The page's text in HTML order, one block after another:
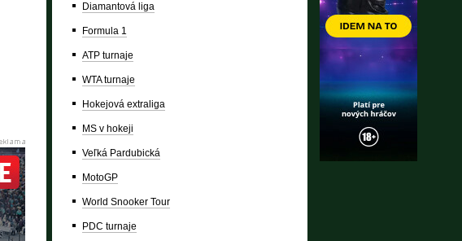
Diamantová liga
Formula 1
ATP turnaje
WTA turnaje
Hokejová extraliga
MS v hokeji
Veľká Pardubická
MotoGP
World Snooker Tour
PDC turnaje